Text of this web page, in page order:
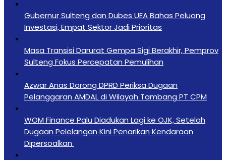
Gubernur Sulteng dan Dubes UEA Bahas Peluang
Investasi, Empat Sektor Jadi Prioritas
Masa Transisi Darurat Gempa Sigi Berakhir, Pemprov
Sulteng Fokus Percepatan Pemulihan
Azwar Anas Dorong DPRD Periksa Dugaan
Pelanggaran AMDAL di Wilayah Tambang PT CPM
‎WOM Finance Palu Diadukan Lagi ke OJK, Setelah
Dugaan Pelelangan Kini Penarikan Kendaraan
Dipersoalkan ‎